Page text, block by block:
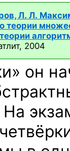
Л. Л.
теории
2004
он
На